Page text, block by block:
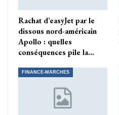
Rachat d’easyJet par le
dissous nord-américain
Apollo : quelles
conséquences pile la…
FINANCE-MARCHES